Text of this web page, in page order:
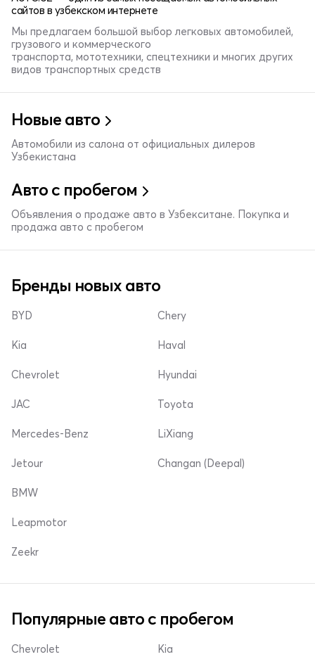
сайтов в узбекском интернете
Мы предлагаем большой выбор легковых автомобилей,
грузового и коммерческого
транспорта, мототехники, спецтехники и многих других
видов транспортных средств
Новые авто
Автомобили из салона от официальных дилеров
Узбекистана
Авто с пробегом
Объявления о продаже авто в Узбекситане. Покупка и
продажа авто с пробегом
Бренды новых авто
BYD
Kia
Chevrolet
Chery
Haval
Hyundai
JAC
Mercedes-Benz
Jetour
Toyota
LiXiang
Changan (Deepal)
BMW
Leapmotor
Zeekr
Популярные авто с пробегом
Chevrolet Kia